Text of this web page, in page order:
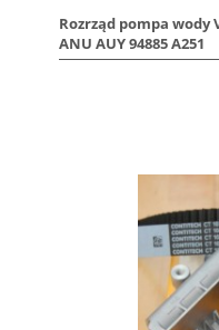
Rozrząd pompa wody
ANU AUY 94885 A251